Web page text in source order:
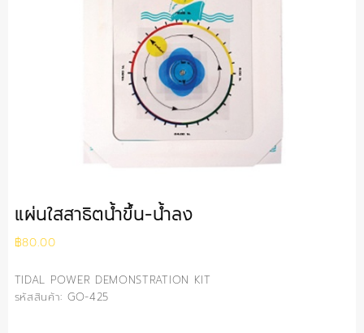
แผ่นใสสาธิตน้ำขึ้น-น้ำลง
฿80.00
TIDAL POWER DEMONSTRATION KIT
รหัสสินค้า: GO-425